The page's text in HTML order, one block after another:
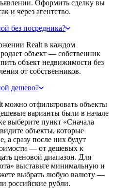
Оформить сделку вы
и через агентство.
без посредника?
Realt в каждом
объект — собственник
объект недвижимости без
от собственников.
дешево?
можно отфильтровать объекты
варианты были в начале
выберите пункт «Сначала
объекты, которые
а сразу после них будут
— от дешевых к
ценовой диапазон. Для
выставьте минимальную и
выбрать любую валюту —
российские рубли.